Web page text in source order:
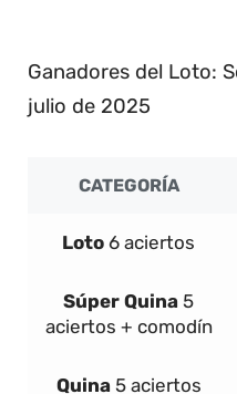
Ganadores del Loto:
julio de 2025
CATEGORÍA
Loto 6 aciertos
Súper Quina 5
aciertos + comodín
Quina 5 aciertos